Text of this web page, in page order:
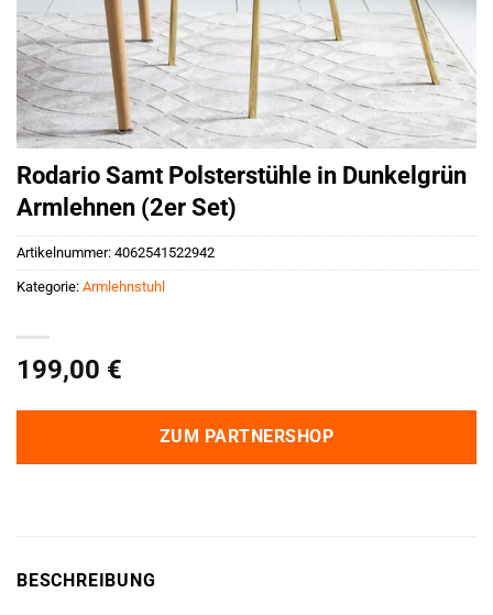
Rodario Samt Polsterstühle in Dunkelgrün
Armlehnen (2er Set)
199,00 €
ZUM PARTNERSHOP
Artikelnummer: 4062541522942
Kategorie: Armlehnstuhl
BESCHREIBUNG